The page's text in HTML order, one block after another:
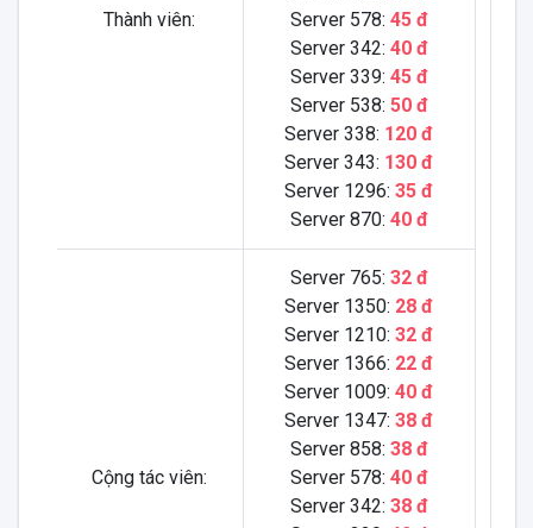
Thành viên:
Server 578: 45 đ
Server 342: 40 đ
Server 339: 45 đ
Server 538: 50 đ
Server 338: 120 đ
Server 343: 130 đ
Server 1296: 35 đ
Server 870: 40 đ
Cộng tác viên:
Server 765: 32 đ
Server 1350: 28 đ
Server 1210: 32 đ
Server 1366: 22 đ
Server 1009: 40 đ
Server 1347: 38 đ
Server 858: 38 đ
Server 578: 40 đ
Server 342: 38 đ